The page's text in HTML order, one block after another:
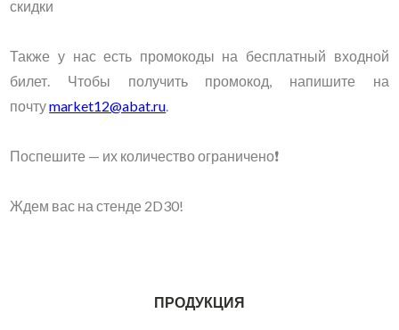
скидки
Также у нас есть промокоды на бесплатный входной
билет. Чтобы получить промокод, напишите на
почтуmarket12@abat.ru.
Поспешите — их количество ограничено❗️
Ждем вас на стенде 2D30!
ПРОДУКЦИЯ